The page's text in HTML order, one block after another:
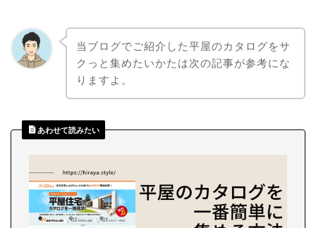
当ブログでご紹介した平屋のカタログをサ
クっと集めたいかたは次の記事が参考にな
りますよ。
あわせて読みたい